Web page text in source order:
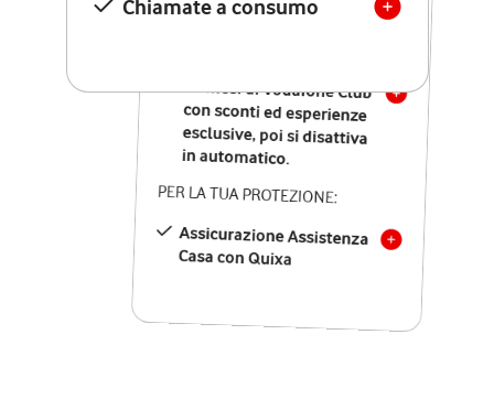
Chiamate a consumo
nazionali
12 mesi di Vodafone Club
con sconti ed esperienze
esclusive, poi si disattiva
in automatico.
PER LA TUA PROTEZIONE:
Assicurazione Assistenza
Casa con Quixa